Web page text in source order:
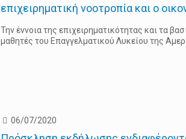
επιχειρηματική νοοτροπία και ο
Την έννοια της επιχειρηματικότητας και τα
μαθητές του Επαγγελματικού Λυκείου της
06/07/2020